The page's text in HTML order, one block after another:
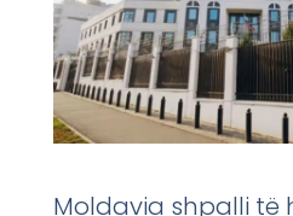
Moldavia shpalli të